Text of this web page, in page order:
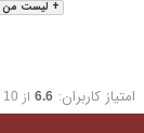
+ لیست من
امتیاز کاربران: 6.6 از 10